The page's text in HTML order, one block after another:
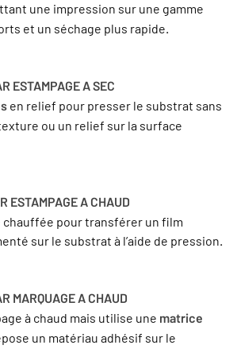
une impression sur une gamme
et un séchage plus rapide.
ESTAMPAGE A SEC
en relief pour presser le substrat sans
ou un relief sur la surface
ESTAMPAGE A CHAUD
chauffée pour transférer un film
sur le substrat à l’aide de pression.
MARQUAGE A CHAUD
à chaud mais utilise une matrice
un matériau adhésif sur le